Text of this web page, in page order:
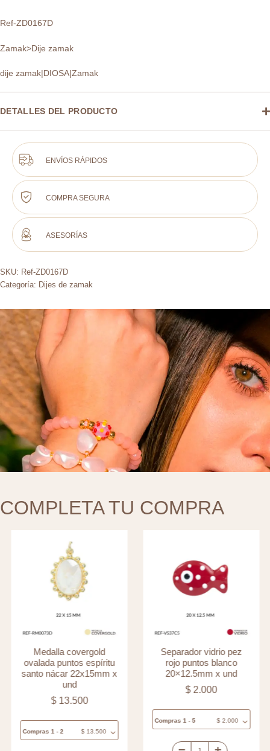
Ref-ZD0167D
Zamak>Dije zamak
dije zamak|DIOSA|Zamak
DETALLES DEL PRODUCTO
ENVÍOS RÁPIDOS
COMPRA SEGURA
ASESORÍAS
SKU: Ref-ZD0167D
Categoría: Dijes de zamak
COMPLETA TU COMPRA
Medalla covergold
ovalada puntos espíritu
santo nácar 22x15mm x
und
$13.500
Compras 1 - 2 $13.500
Separador vidrio pez
rojo puntos blanco
20×12.5mm x und
$2.000
Compras 1 - 5 $2.000